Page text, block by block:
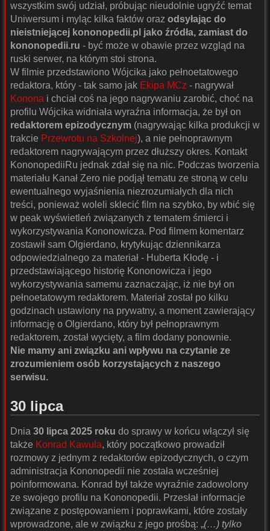
wszystkim swój udział, próbując nieudolnie ugryźć temat
Uniwersum i myląc kilka faktów oraz odsyłając do
nieistniejącej kononopedii.pl jako źródła, zamiast do
kononopedii.ru - być może w obawie przez wzgląd na
ruski serwer, na którym stoi strona.
W filmie przedstawiono Wójcika jako pełnoetatowego
redaktora, który - tak samo jak Ekipa MCz - nagrywał
Konona i chciał coś na jego nagrywaniu zarobić, choć na
profilu Wójcika widniała wyraźna informacja, że był on
redaktorem epizodycznym (nagrywając kilka produkcji w
trakcie Przewrotu na Szkolnej), a nie pełnoprawnym
redaktorem nagrywającym przez dłuższy okres. Kontakt
KononopediiRu jednak zdał się na nic. Podczas tworzenia
materiału Kanał Zero nie podjął tematu ze stroną w celu
ewentualnego wyjaśnienia niezrozumiałych dla nich
treści, ponieważ woleli sklecić film na szybko, by wbić się
w peak wyświetleń związanych z tematem śmierci i
wykorzystywania Kononowicza. Pod filmem komentarz
zostawił sam Olgierdano, krytykując dziennikarza
odpowiedzialnego za materiał - Huberta Kłodę - i
przedstawiającego historię Kononowicza i jego
wykorzystywania samemu zaznaczając, iż nie był on
pełnoetatowym redaktorem. Materiał został po kilku
godzinach ustawiony na prywatny, a moment zawierający
informację o Olgierdano, który był pełnoprawnym
redaktorem, został wycięty, a film dodany ponownie.
Nie mamy ani związku ani wpływu na czytanie ze
zrozumieniem osób korzystających z naszego
serwisu.
30 lipca
Dnia 30 lipca 2025 roku do sprawy w końcu włączył się
także Konrad Kawula, który początkowo prowadził
rozmowy z jednym z redaktorów epizodycznych, o czym
administracja Kononopedii nie została wcześniej
poinformowana. Konrad był także wyraźnie zadowolony
ze swojego profilu na Kononopedii. Przesłał informacje
związane z postępowaniem i poprawkami, które zostały
wprowadzone, ale w związku z jego prośbą: „(…) tylko